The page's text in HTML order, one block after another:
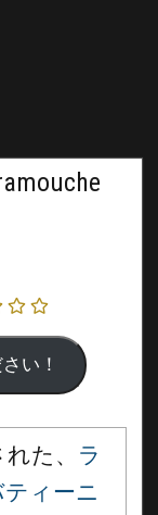
た、 ラ
ィーニ